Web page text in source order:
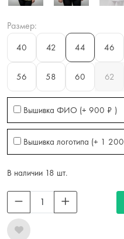
Размер:
40
42 44 46
56 58 60 62
Вышивка ФИО (+ 900 ₽ )
Вышивка логотипа (+ 1 200
В наличии 18 шт.